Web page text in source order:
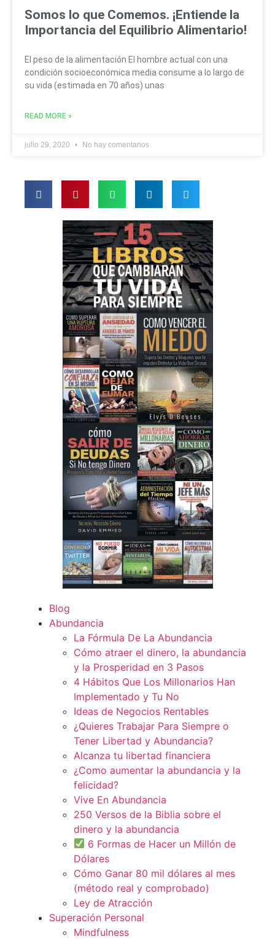
Somos lo que Comemos. ¡Entiende la
Importancia del Equilibrio Alimentario!
El peso de la alimentación El hombre actual con una
condición socioeconómica media consume a lo largo de
su vida (estimada en 70 años) unas
READ MORE »
julio 29, 2020 No hay comentarios
Blog
Abundancia
La Fórmula De La Abundancia
Cómo atraer el dinero, la abundancia
y la Prosperidad en 3 Pasos
4 Hábitos Que Los Millonarios Han
Implementado y Tu No
Ideas de Negocios Rentables
¿Quieres Trabajar Para Siempre o
Tener Libertad y Abundancia?
Alcanza tu libertad financiera
¿Como aumentar la abundancia y la
felicidad?
Vive En Abundancia
250 Versos de la Biblia sobre el
dinero y la abundancia
6 Formas de Hacer un Millón de
Dólares
Cómo Ganar 80 mil dólares al mes
(método real y comprobado)
Ley de Atracción
Superación Personal
Mindfulness